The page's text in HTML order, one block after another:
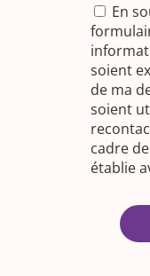
En
soient
de ma
soient
cadre
établie